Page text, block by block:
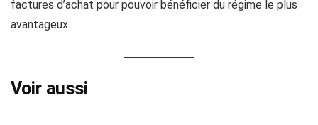
factures d’achat pour pouvoir bénéficier du régime le plus
avantageux.
Voir aussi